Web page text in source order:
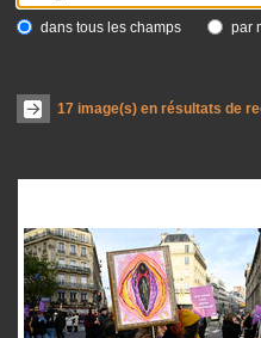
dans tous les champs par
17image(s) en résultats de